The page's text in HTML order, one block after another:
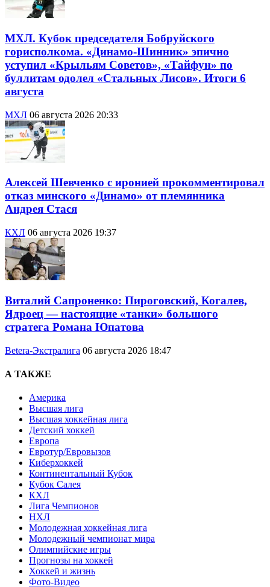
МХЛ. Кубок председателя Бобруйского
горисполкома. «Динамо-Шинник» эпично
уступил «Крыльям Советов», «Тайфун» по
буллитам одолел «Стальных Лисов». Итоги 6
августа
МХЛ 06 августа 2026 20:33
Алексей Шевченко с иронией прокомментировал
отказ минского «Динамо» от племянника
Андрея Стася
КХЛ 06 августа 2026 19:37
Виталий Сапроненко: Пироговский, Когалев,
Ядроец — настоящие «танки» большого
стратега Романа Юпатова
Betera-Экстралига 06 августа 2026 18:47
А ТАКЖЕ
Америка
Высшая лига
Высшая хоккейная лига
Детский хоккей
Европа
Евротур/Евровызов
Киберхоккей
Континентальный Кубок
Кубок Салея
КХЛ
Лига Чемпионов
НХЛ
Молодежная хоккейная лига
Молодежный чемпионат мира
Олимпийские игры
Прогнозы на хоккей
Хоккей и жизнь
Фото-Видео